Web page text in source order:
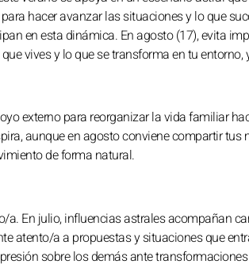
hacer avanzar las situaciones y lo que
en esta dinámica. En agosto (17), evita
vives y lo que se transforma en tu
externo para reorganizar la vida familiar
aunque en agosto conviene compartir
de forma natural.
a. En julio, influencias astrales acompañan
atento/a a propuestas y situaciones que
sobre los demás ante